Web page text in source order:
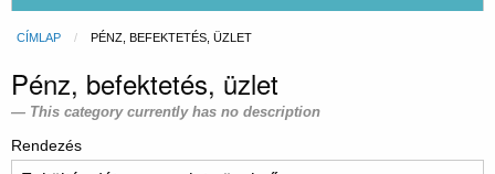
Morzsa
CÍMLAP CURRENT:
PÉNZ, BEFEKTETÉS, ÜZLET
Pénz, befektetés, üzlet
This category currently has no description
Rendezés